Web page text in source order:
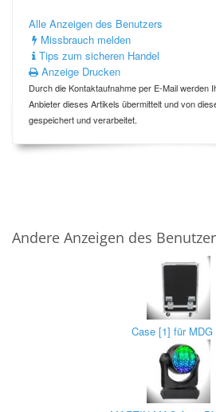
Alle Anzeigen des Benutzers
Missbrauch melden
Tips zum sicheren Handel
Anzeige Drucken
Durch die Kontaktaufnahme per E-Mail werden
Anbieter dieses Artikels übermittelt und von
gespeichert und verarbeitet.
Andere Anzeigen des
Case [1] für MDG